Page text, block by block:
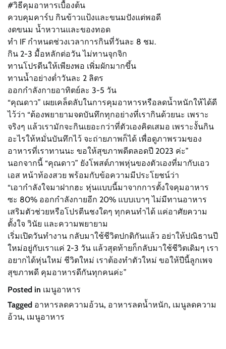
#วิธีคุมอาหารเบื้องต้น
ควบคุมคาร์บ กินข้าวแป้งและขนมปังแต่พอดี
งดขนม น้ำหวานและของทอด
ทำ IF กำหนดช่วงเวลาการกินที่วันละ 8 ชม.
กิน 2-3 มื้อหลักต่อวัน ไม่ทานจุกจิก
ทานโปรตีนให้เพียงพอ เพิ่มผักมากขึ้น
ทานน้ำอย่างต่ำวันละ 2 ลิตร
ออกกำลังกายอาทิตย์ละ 3-5 วัน
“คุณดาว” เผยเคล็ดลับในการคุมอาหารหรือลดน้ำหนักให้ได้ดี
ไว้ว่า “ต้องพยายามจดบันทึกทุกอย่างที่เรากินด้วยนะ เพราะ
จริงๆ แล้วเรามักจะกินเยอะกว่าที่ตัวเองคิดเสมอ เพราะงั้นกิน
อะไรให้หมั่นบันทึกไว้ จะถ่ายภาพก็ได้ เพื่อดูภาพรวมของ
อาหารที่เราทานนะ ขอให้สุขภาพดีตลอดปี 2023 ค่ะ”
นอกจากนี้ “คุณดาว” ยังโพสต์ภาพหุ่นของตัวเองที่มากับเอว
เอส หน้าท้องสวย พร้อมกับข้อความมีประโยชน์ว่า
“เอากำลังใจมาฝากฮะ หุ่นแบบนี้มาจากการตั้งใจคุมอาหาร
ซะ 80% ออกกำลังกายอีก 20% แบบเบาๆ ไม่มีทานอาหาร
เสริมตัวช่วยหรือโปรตีนชงใดๆ ทุกคนทำได้ แค่อาศัยความ
ตั้งใจ วินัย และความพยายาม
เริ่มเปิดวันทำงาน กลับมาใช้ชีวิตปกติกันแล้ว อย่าให้ปณิธานปี
ใหม่อยู่กับเราแค่ 2-3 วัน แล้วสุดท้ายก็กลับมาใช้ชีวิตเดิมๆ เรา
อยากได้หุ่นใหม่ ชีวิตใหม่ เราต้องทำตัวใหม่ ขอให้ปีนี้ลูกเพจ
สุขภาพดี คุมอาหารดีกันทุกคนค่ะ”
Posted in เมนูอาหาร
Tagged อาหารลดความอ้วน, อาหารลดน้ำหนัก, เมนูลดความ
อ้วน, เมนูอาหาร